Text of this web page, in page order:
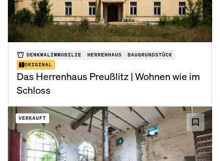
DENKMALIMMOBILIE HERRENHAUS
BAUGRUNDSTÜCK
ORIGINAL
Das Herrenhaus Preußlitz | Wohnen wie im
Schloss
VERKAUFT